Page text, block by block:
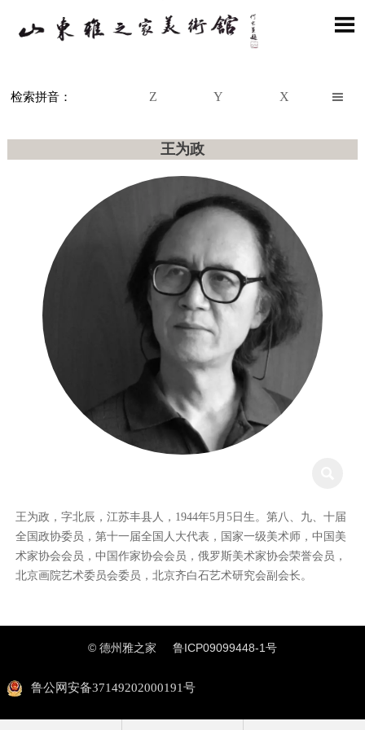

检索拼音： Z Y X 
王为政
王为政，字北辰，江苏丰县人，1944年5月5日生。第八、九、十届
全国政协委员，第十一届全国人大代表，国家一级美术师，中国美
术家协会会员，中国作家协会会员，俄罗斯美术家协会荣誉会员，
北京画院艺术委员会委员，北京齐白石艺术研究会副会长。
© 德州雅之家 鲁ICP09099448-1号
鲁公网安备37149202000191号